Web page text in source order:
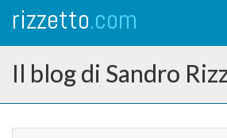
rizzetto.com
Il blog di Sandro